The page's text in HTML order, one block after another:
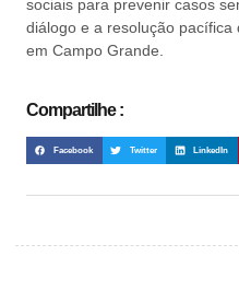
sociais para prevenir casos
diálogo e a resolução
em Campo Grande.
Compartilhe :
Facebook Twitter LinkedIn